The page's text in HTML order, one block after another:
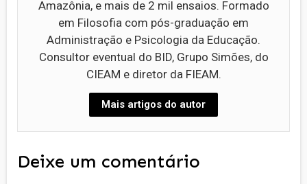
Amazônia, e mais de 2 mil ensaios. Formado
em Filosofia com pós-graduação em
Administração e Psicologia da Educação.
Consultor eventual do BID, Grupo Simões, do
CIEAM e diretor da FIEAM.
Mais artigos do autor
Deixe um comentário